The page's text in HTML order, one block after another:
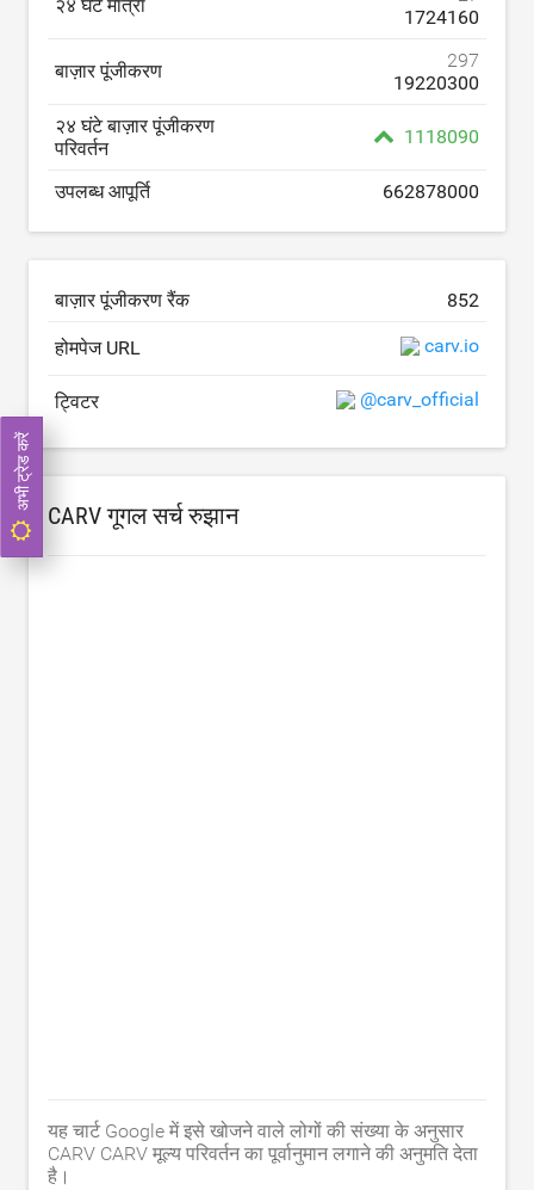
२४ घंटे मात्रा
1724160
बाज़ार पूंजीकरण
297
19220300
२४ घंटे बाज़ार पूंजीकरण
परिवर्तन
1118090
उपलब्ध आपूर्ति 662878000
बाज़ार पूंजीकरण रैंक 852
होमपेज URL carv.io
ट्विटर @carv_official
CARV गूगल सर्च रुझान
यह चार्ट Google में इसे खोजने वाले लोगों की संख्या के अनुसार
CARV CARV मूल्य परिवर्तन का पूर्वानुमान लगाने की अनुमति देता
है।
अभी ट्रेड करें